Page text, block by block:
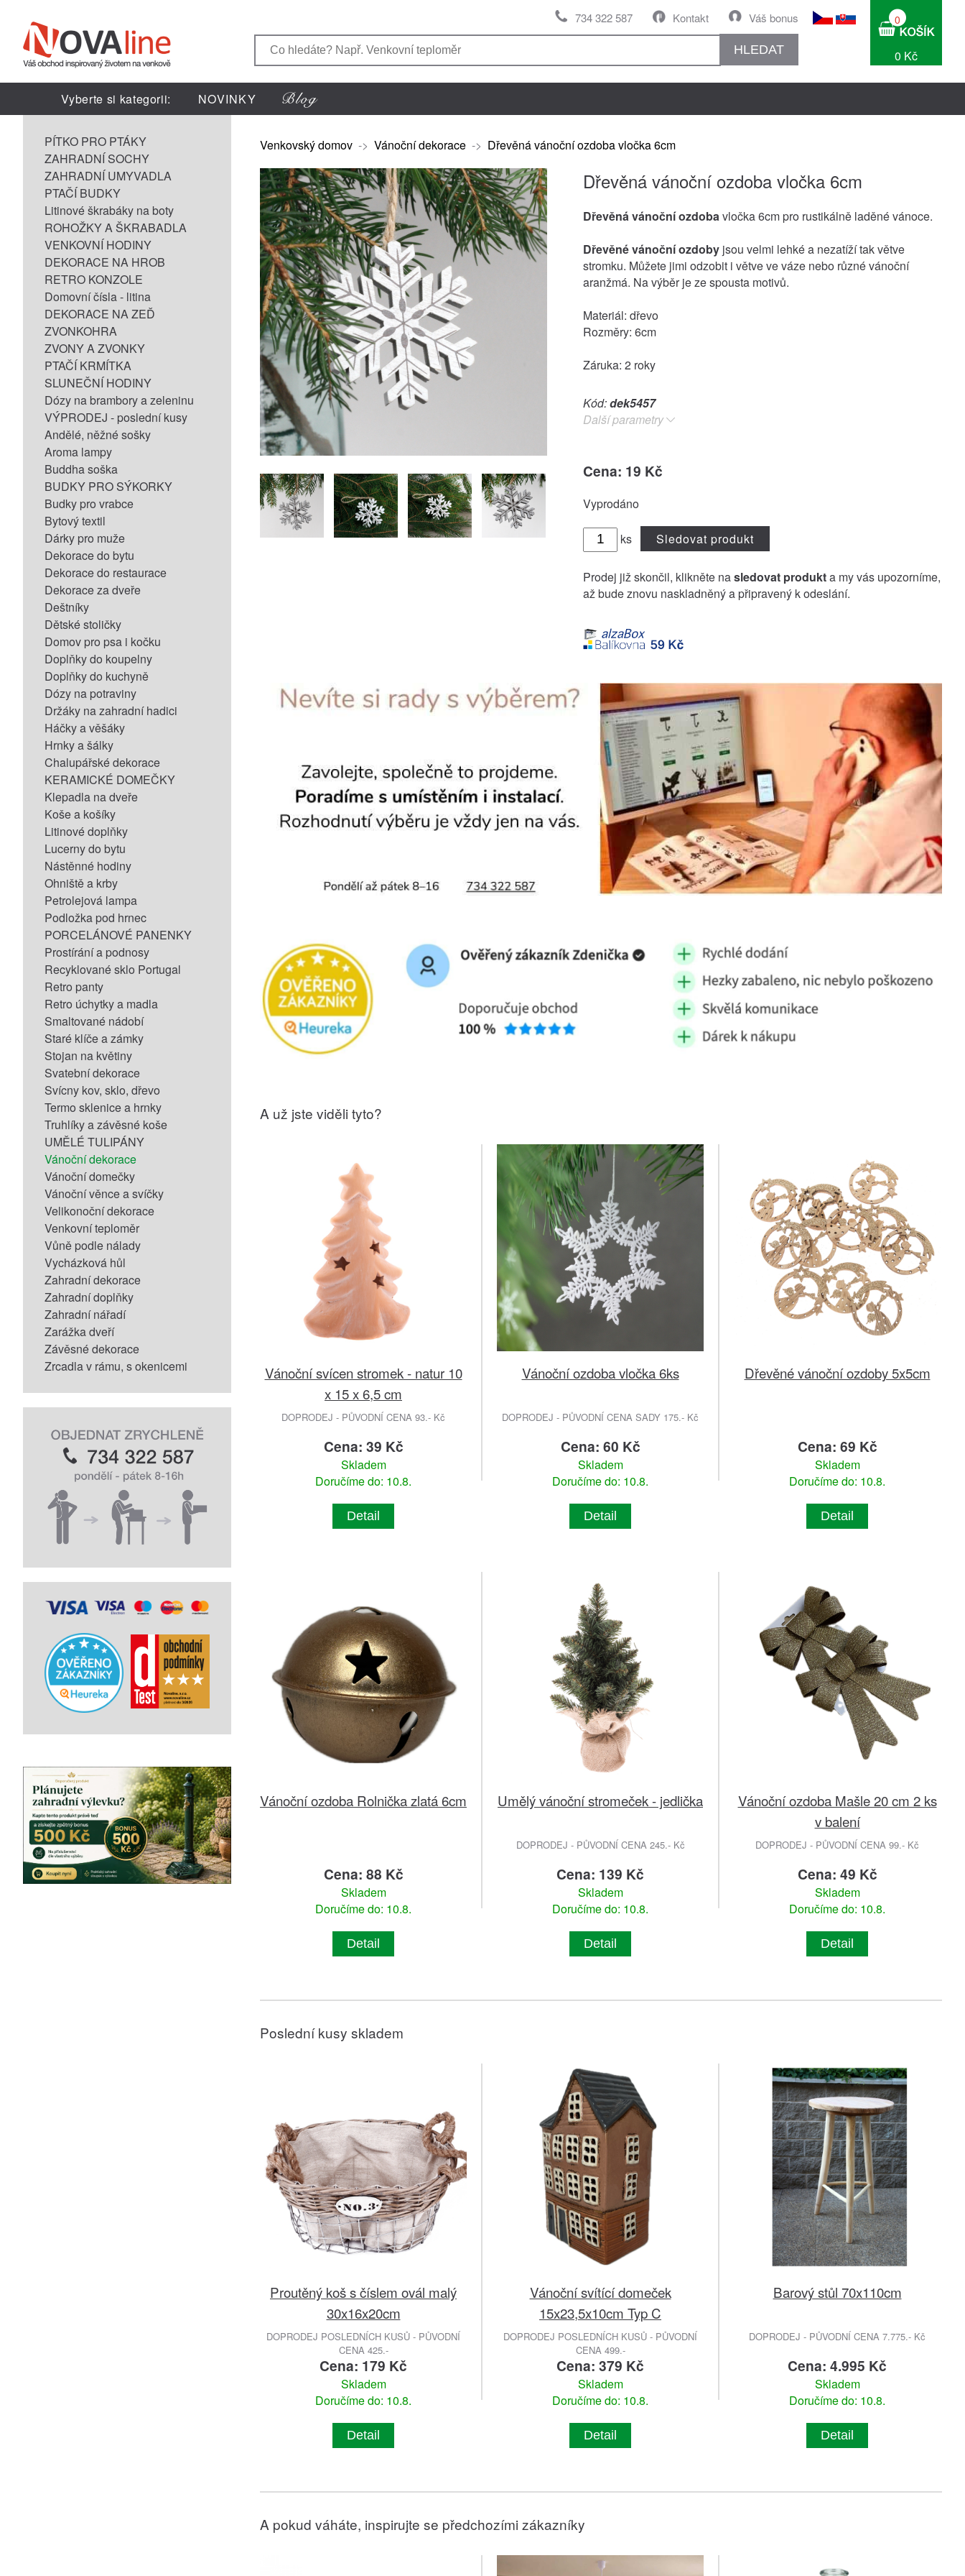
Váš bonus
Kontakt
734 322 587
HLEDAT
0
0 Kč
Vyberte si kategorii: NOVINKY
PÍTKO PRO PTÁKY
ZAHRADNÍ SOCHY
ZAHRADNÍ UMYVADLA
PTAČÍ BUDKY
Litinové škrabáky na boty
ROHOŽKY A ŠKRABADLA
VENKOVNÍ HODINY
DEKORACE NA HROB
RETRO KONZOLE
Domovní čísla - litina
DEKORACE NA ZEĎ
ZVONKOHRA
ZVONY A ZVONKY
PTAČÍ KRMÍTKA
SLUNEČNÍ HODINY
Dózy na brambory a zeleninu
VÝPRODEJ - poslední kusy
Andělé, něžné sošky
Aroma lampy
Buddha soška
BUDKY PRO SÝKORKY
Budky pro vrabce
Bytový textil
Dárky pro muže
Dekorace do bytu
Dekorace do restaurace
Dekorace za dveře
Deštníky
Dětské stoličky
Domov pro psa i kočku
Doplňky do koupelny
Doplňky do kuchyně
Dózy na potraviny
Držáky na zahradní hadici
Háčky a věšáky
Hrnky a šálky
Chalupářské dekorace
KERAMICKÉ DOMEČKY
Klepadla na dveře
Koše a košíky
Litinové doplňky
Lucerny do bytu
Nástěnné hodiny
Ohniště a krby
Petrolejová lampa
Podložka pod hrnec
PORCELÁNOVÉ PANENKY
Prostírání a podnosy
Recyklované sklo Portugal
Retro panty
Retro úchytky a madla
Smaltované nádobí
Staré klíče a zámky
Stojan na květiny
Svatební dekorace
Svícny kov, sklo, dřevo
Termo sklenice a hrnky
Truhlíky a závěsné koše
UMĚLÉ TULIPÁNY
Vánoční dekorace
Vánoční domečky
Vánoční věnce a svíčky
Velikonoční dekorace
Venkovní teploměr
Vůně podle nálady
Vycházková hůl
Zahradní dekorace
Zahradní doplňky
Zahradní nářadí
Zarážka dveří
Závěsné dekorace
Zrcadla v rámu, s okenicemi
Venkovský domov -> Vánoční dekorace -> Dřevěná vánoční ozdoba vločka 6cm
Dřevěná vánoční ozdoba vločka 6cm
Dřevěná vánoční ozdobavločka 6cm pro rustikálně laděné vánoce.
Dřevěné vánoční ozdoby jsou velmi lehké a nezatíží tak větve
stromku. Můžete jimi odzobit i větve ve váze nebo různé vánoční
aranžmá. Na výběr je ze spousta motivů.
Materiál: dřevo
Rozměry: 6cm
Záruka: 2 roky
Kód:dek5457
Další parametry
Cena: 19 Kč
Vyprodáno
ks Sledovat produkt
Prodej již skončil, klikněte nasledovat produkta my vás upozorníme,
až bude znovu naskladněný a připravený k odeslání.
A už jste viděli tyto?
Vánoční svícen stromek - natur 10
x 15 x 6,5 cm
DOPRODEJ - PŮVODNÍ CENA 93.- Kč
Cena: 39 Kč
Skladem
Doručíme do: 10.8.
Detail
Vánoční ozdoba vločka 6ks
DOPRODEJ - PŮVODNÍ CENA SADY 175.- Kč
Cena: 60 Kč
Skladem
Doručíme do: 10.8.
Detail
Dřevěné vánoční ozdoby 5x5cm
Cena: 69 Kč
Skladem
Doručíme do: 10.8.
Detail
Vánoční ozdoba Rolnička zlatá 6cm
Cena: 88 Kč
Skladem
Doručíme do: 10.8.
Detail
Umělý vánoční stromeček - jedlička
DOPRODEJ - PŮVODNÍ CENA 245.- Kč
Cena: 139 Kč
Skladem
Doručíme do: 10.8.
Detail
Vánoční ozdoba Mašle 20 cm 2 ks
v balení
DOPRODEJ - PŮVODNÍ CENA 99.- Kč
Cena: 49 Kč
Skladem
Doručíme do: 10.8.
Detail
Poslední kusy skladem
Proutěný koš s číslem ovál malý
30x16x20cm
DOPRODEJ POSLEDNÍCH KUSŮ - PŮVODNÍ
CENA 425.-
Cena: 179 Kč
Skladem
Doručíme do: 10.8.
Detail
Vánoční svítící domeček
15x23,5x10cm Typ C
DOPRODEJ POSLEDNÍCH KUSŮ - PŮVODNÍ
CENA 499.-
Cena: 379 Kč
Skladem
Doručíme do: 10.8.
Detail
Barový stůl 70x110cm
DOPRODEJ - PŮVODNÍ CENA 7.775.- Kč
Cena: 4.995 Kč
Skladem
Doručíme do: 10.8.
Detail
A pokud váháte, inspirujte se předchozími zákazníky